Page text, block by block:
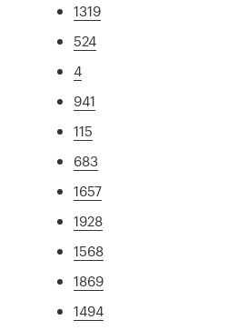
1319
524
4
941
115
683
1657
1928
1568
1869
1494